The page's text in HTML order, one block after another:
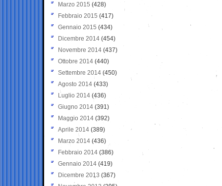
Marzo 2015 (428)
Febbraio 2015 (417)
Gennaio 2015 (434)
Dicembre 2014 (454)
Novembre 2014 (437)
Ottobre 2014 (440)
Settembre 2014 (450)
Agosto 2014 (433)
Luglio 2014 (436)
Giugno 2014 (391)
Maggio 2014 (392)
Aprile 2014 (389)
Marzo 2014 (436)
Febbraio 2014 (386)
Gennaio 2014 (419)
Dicembre 2013 (367)